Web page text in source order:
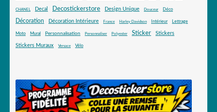
CHANEL Decal Decostickerstore Design Unique Douceur Déco
Décoration Décoration Intérieure France Harley Davidson Intérieur Lettrage
Moto Mural Personnalisation Personnaliser Polyester Sticker Stickers
Stickers Muraux Versace Vélo